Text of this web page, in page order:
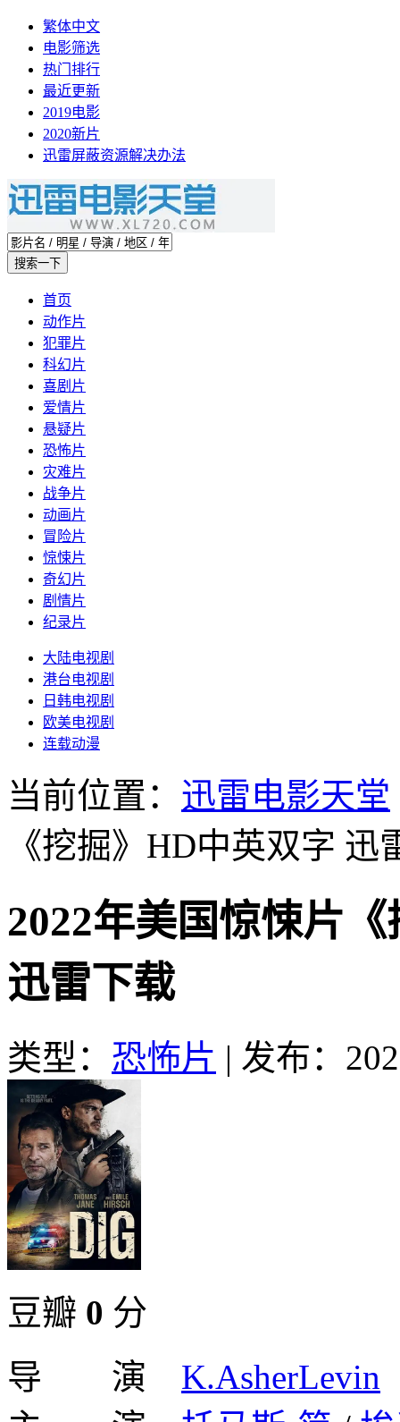
繁体中文
电影筛选
热门排行
最近更新
2019电影
2020新片
迅雷屏蔽资源解决办法
首页
动作片
犯罪片
科幻片
喜剧片
爱情片
悬疑片
恐怖片
灾难片
战争片
动画片
冒险片
惊悚片
奇幻片
剧情片
纪录片
大陆电视剧
港台电视剧
日韩电视剧
欧美电视剧
连载动漫
当前位置： 迅雷电影天堂
《挖掘》HD中英双字 迅
2022年美国惊悚片
迅雷下载
类型： 恐怖片 | 发布：
豆瓣 0 分
导 演 K.AsherLevin